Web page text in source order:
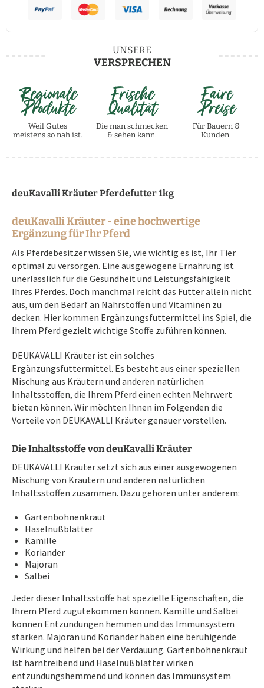
UNSERE
VERSPRECHEN
Regionale
Produkte
Weil Gutes
meistens so nah ist.
Frische
Qualität
Die man schmecken
& sehen kann.
Faire
Preise
Für Bauern &
Kunden.
deuKavalli Kräuter Pferdefutter 1kg
deuKavalli Kräuter - eine hochwertige
Ergänzung für Ihr Pferd
Als Pferdebesitzer wissen Sie, wie wichtig es ist, Ihr Tier
optimal zu versorgen. Eine ausgewogene Ernährung ist
unerlässlich für die Gesundheit und Leistungsfähigkeit
Ihres Pferdes. Doch manchmal reicht das Futter allein nicht
aus, um den Bedarf an Nährstoffen und Vitaminen zu
decken. Hier kommen Ergänzungsfuttermittel ins Spiel, die
Ihrem Pferd gezielt wichtige Stoffe zuführen können.
DEUKAVALLI Kräuter ist ein solches
Ergänzungsfuttermittel. Es besteht aus einer speziellen
Mischung aus Kräutern und anderen natürlichen
Inhaltsstoffen, die Ihrem Pferd einen echten Mehrwert
bieten können. Wir möchten Ihnen im Folgenden die
Vorteile von DEUKAVALLI Kräuter genauer vorstellen.
Die Inhaltsstoffe von deuKavalli Kräuter
DEUKAVALLI Kräuter setzt sich aus einer ausgewogenen
Mischung von Kräutern und anderen natürlichen
Inhaltsstoffen zusammen. Dazu gehören unter anderem:
Gartenbohnenkraut
Haselnußblätter
Kamille
Koriander
Majoran
Salbei
Jeder dieser Inhaltsstoffe hat spezielle Eigenschaften, die
Ihrem Pferd zugutekommen können. Kamille und Salbei
können Entzündungen hemmen und das Immunsystem
stärken. Majoran und Koriander haben eine beruhigende
Wirkung und helfen bei der Verdauung. Gartenbohnenkraut
ist harntreibend und Haselnußblätter wirken
entzündungshemmend und können das Immunsystem